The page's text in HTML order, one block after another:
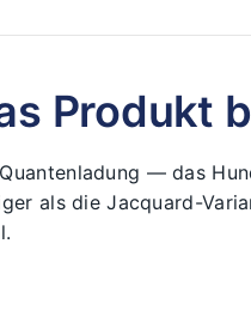
Produkt
— das
als die Jacquard-